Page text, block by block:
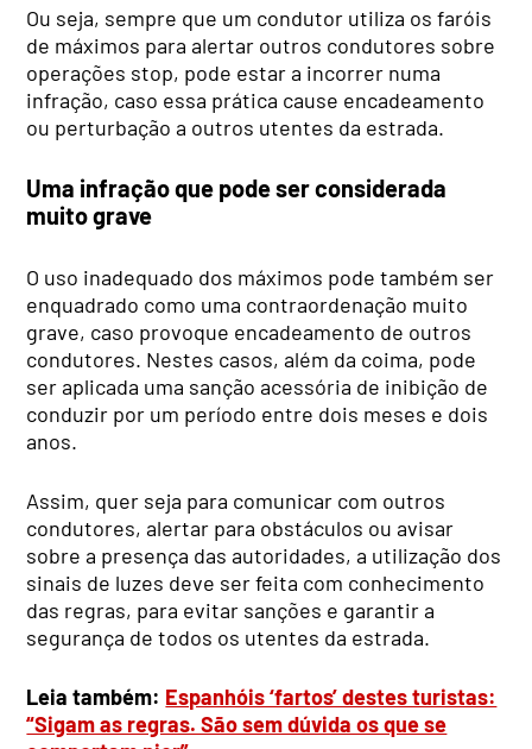
Ou seja, sempre que um condutor utiliza os faróis
de máximos para alertar outros condutores sobre
operações stop, pode estar a incorrer numa
infração, caso essa prática cause encadeamento
ou perturbação a outros utentes da estrada.
Uma infração que pode ser considerada
muito grave
O uso inadequado dos máximos pode também ser
enquadrado como uma contraordenação muito
grave, caso provoque encadeamento de outros
condutores. Nestes casos, além da coima, pode
ser aplicada uma sanção acessória de inibição de
conduzir por um período entre dois meses e dois
anos.
Assim, quer seja para comunicar com outros
condutores, alertar para obstáculos ou avisar
sobre a presença das autoridades, a utilização dos
sinais de luzes deve ser feita com conhecimento
das regras, para evitar sanções e garantir a
segurança de todos os utentes da estrada.
Leia também: Espanhóis ‘fartos’ destes turistas:
“Sigam as regras. São sem dúvida os que se